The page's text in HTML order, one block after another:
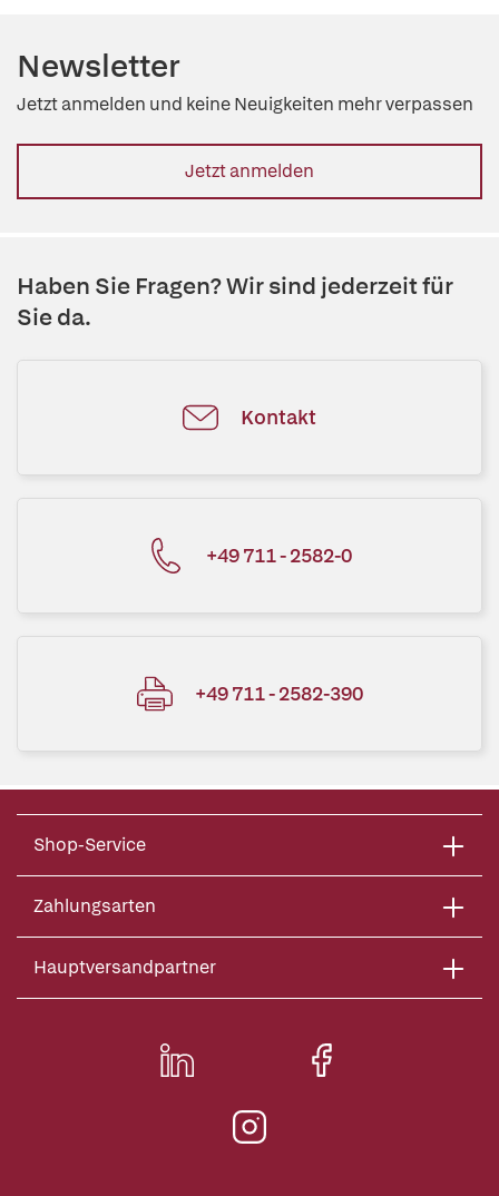
Newsletter
Jetzt anmelden und keine Neuigkeiten mehr verpassen
Jetzt anmelden
Haben Sie Fragen? Wir sind jederzeit für
Sie da.
Kontakt
+49 711 - 2582-0
+49 711 - 2582-390
Shop-Service
Zahlungsarten
Hauptversandpartner